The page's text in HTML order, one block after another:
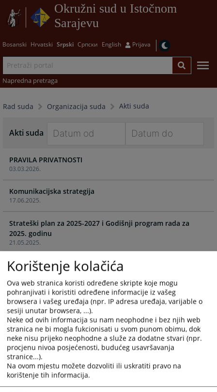
Okružni sud u Istočnom
Sarajevu
Bosanski Hrvatski Srpski Српски English Prijava
Napredna pretraga
Rad suda Organizacija suda Akti suda
Akti suda
forward
interact
with
calendar
and
select
Press
the
question
mark
key
to
get
the
keyboard
shortcuts
for
changing
interact
calendar
and
question
mark
to
get
the
keyboard
shortcuts
changing
03.03.2026.
PRAVILA PRIVATNOSTI
17.06.2025.
Komunikacijska strategija
21.05.2025.
Strateški plan za 2025-2027 i Godišnji program rada za
2025. godinu
03.01.2024.
Odluka o rasporedu poslova zaposlenih u Okružnom sudu
u Istočnom Sarajevu
29.12.2023.
Odluka o postupanju sa urgencijama/požurnicama
29.12.2023.
Obrazac za podnošenje urgencije/požurnice
Korištenje kolačića
Ova web stranica koristi određene skripte koje mogu
pohranjivati i koristiti određene informacije iz vašeg
browsera i vašeg uređaja (npr. IP adresa uređaja, varijable o
sesiji unutar browsera, ...).
Neke od ovih informacija su nam neophodne i bez njih web
stranica ne bi mogla fukcionisati u svom punom obimu, dok
neke nisu prijeko neophodne a služe za dodatne stvari (npr.
procjenu nivoa posjećenosti, budućeg usavršavanja
stranice...).
Na ovom mjestu možete dozvoliti ili uskratiti pravo na
korištenje tih informacija.